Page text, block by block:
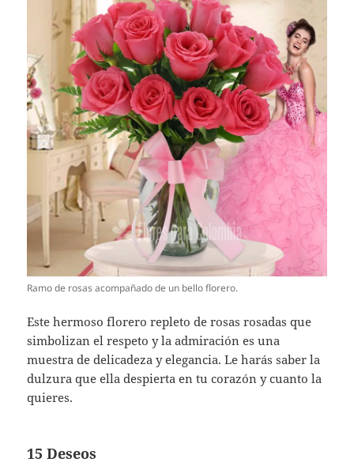
Ramo de rosas acompañado de un bello florero.
Este hermoso florero repleto de rosas rosadas que
simbolizan el respeto y la admiración es una
muestra de delicadeza y elegancia. Le harás saber la
dulzura que ella despierta en tu corazón y cuanto la
quieres.
15 Deseos